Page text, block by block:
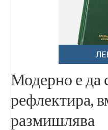
Модерно е да
рефлектира,
размишлява